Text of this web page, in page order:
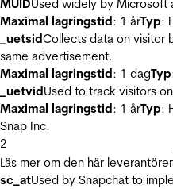
MUIDUsed widely by Microsoft
Maximal lagringstid: 1 årTyp:
_uetsidCollects data on visitor
same advertisement.
Maximal lagringstid: 1 dagTyp
_uetvidUsed to track visitors
Maximal lagringstid: 1 årTyp:
Snap Inc.
2
Läs mer om den här
sc_atUsed by Snapchat to